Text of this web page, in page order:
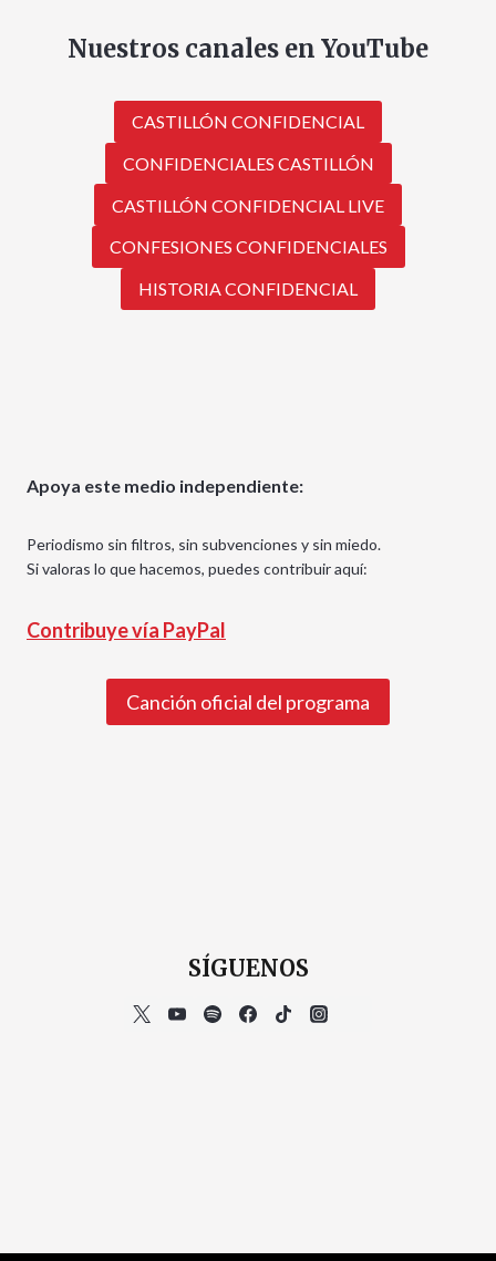
Nuestros canales en YouTube
CASTILLÓN CONFIDENCIAL
CONFIDENCIALES CASTILLÓN
CASTILLÓN CONFIDENCIAL LIVE
CONFESIONES CONFIDENCIALES
HISTORIA CONFIDENCIAL
Apoya este medio independiente:
Periodismo sin filtros, sin subvenciones y sin miedo.
Si valoras lo que hacemos, puedes contribuir aquí:
Contribuye vía PayPal
Canción oficial del programa
SÍGUENOS